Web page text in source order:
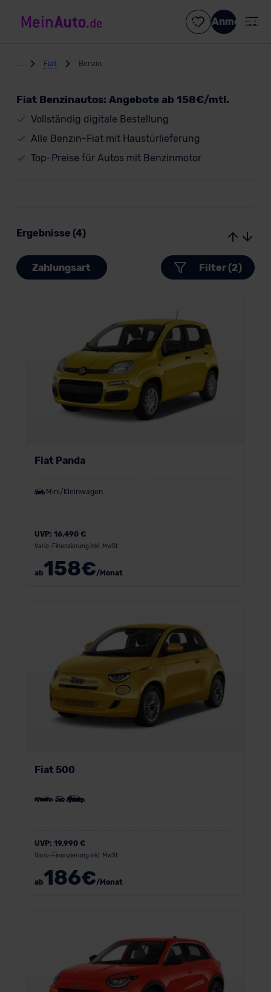
Anmelden
Fiat Benzin
Fiat Benzinautos: Angebote ab 158€/mtl.
Vollständig digitale Bestellung
Alle Benzin-Fiat mit Haustürlieferung
Top-Preise für Autos mit Benzinmotor
Ergebnisse (4)
Zahlungsart Filter (2)
Fiat Panda
Mini/Kleinwagen
UVP: 16.490 €
Vario-Finanzierung inkl. MwSt.
ab158€/Monat
Fiat 500
UVP: 19.990 €
Vario-Finanzierung inkl. MwSt.
ab186€/Monat